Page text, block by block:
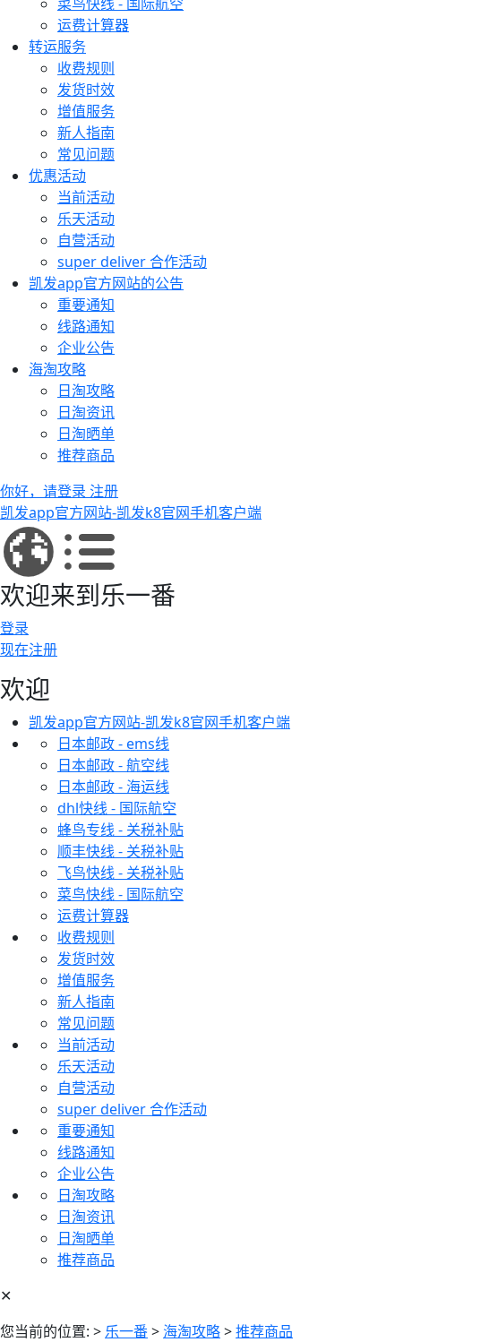
运费计算器
转运服务
收费规则
发货时效
增值服务
新人指南
常见问题
优惠活动
当前活动
乐天活动
自营活动
super deliver 合作活动
凯发app官方网站的公告
重要通知
线路通知
企业公告
海淘攻略
日淘攻略
日淘资讯
日淘晒单
推荐商品
你好，请登录 注册
凯发app官方网站-凯发k8官网手机客户端
欢迎来到乐一番
登录
现在注册
欢迎
凯发app官方网站-凯发k8官网手机客户端
日本邮政 - ems线
日本邮政 - 航空线
日本邮政 - 海运线
dhl快线 - 国际航空
蜂鸟专线 - 关税补贴
顺丰快线 - 关税补贴
飞鸟快线 - 关税补贴
菜鸟快线 - 国际航空
运费计算器
收费规则
发货时效
增值服务
新人指南
常见问题
当前活动
乐天活动
自营活动
super deliver 合作活动
重要通知
线路通知
企业公告
日淘攻略
日淘资讯
日淘晒单
推荐商品
✕
您当前的位置: > 乐一番> 海淘攻略>推荐商品